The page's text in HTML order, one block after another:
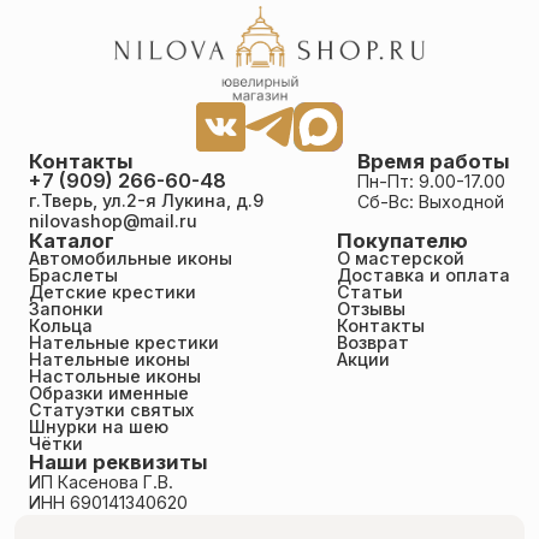
Каталог
Автомобильные иконы
Браслеты
Детские крестики
Запонки
Кольца
Нательные крестики
Нательные иконы
Настольные иконы
Образки именные
Статуэтки святых
Шнурки на шею
Чётки
Покупателю
О мастерской
Доставка и оплата
Статьи
Отзывы
Контакты
Возврат
Акции
Время работы
Пн-Пт: 9.00-17.00
Сб-Вс: Выходной
Контакты
+7 (909) 266-60-48
г.Тверь, ул.2-я Лукина, д.9
nilovashop@mail.ru
Наши реквизиты
ИП Касенова Г.В.
ИНН 690141340620